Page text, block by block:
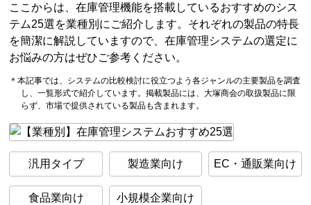
ここからは、在庫管理機能を搭載しているおすすめのシス
テム25選を業種別にご紹介します。それぞれの製品の特長
を簡潔に解説していますので、在庫管理システムの選定に
お悩みの方はぜひご参考ください。
＊本記事では、システムの比較検討に役立つよう各ジャンルの主要製品を調査
し、一覧形式で紹介しています。掲載製品には、大塚商会の取扱製品に限
らず、市場で提供されている製品も含まれます。
汎用タイプ 製造業向け EC・通販業向け
食品業向け 小規模企業向け